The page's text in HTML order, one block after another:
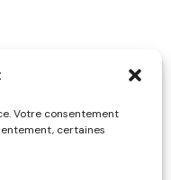
Votre consentement
certaines